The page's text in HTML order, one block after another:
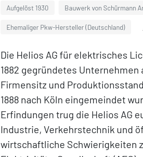
Aufgelöst 1930 Bauwerk von Schürmann
Ehemaliger Pkw-Hersteller (Deutschland)
Die Helios AG für elektrisches
1882 gegründetes
Firmensitz und
1888 nach Köln eingemeindet
Erfindungen trug die Helios AG
Industrie, Verkehrstechnik und
wirtschaftliche Schwierigkeiten